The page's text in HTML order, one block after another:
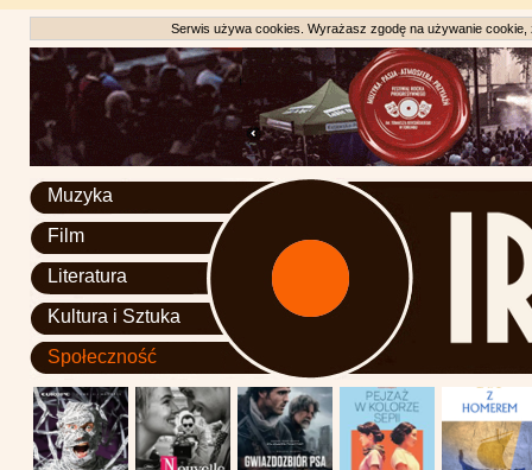
Serwis używa cookies. Wyrażasz zgodę na używanie
Muzyka
Film
Literatura
Kultura i Sztuka
Społeczność